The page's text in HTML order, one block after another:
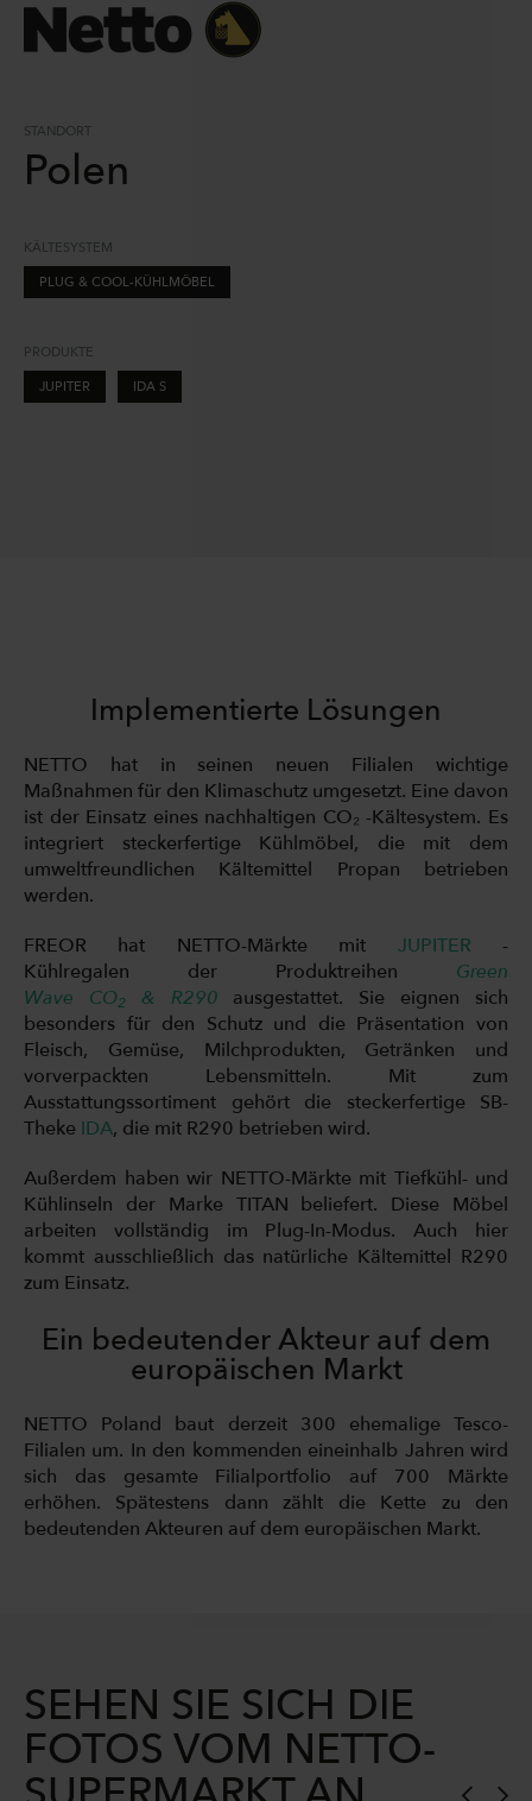
STANDORT
Polen
KÄLTESYSTEM
PLUG & COOL-KÜHLMÖBEL
PRODUKTE
JUPITER
IDA S
Implementierte Lösungen
NETTO hat in seinen neuen Filialen wichtige
Maßnahmen für den Klimaschutz umgesetzt. Eine davon
ist der Einsatz eines nachhaltigen CO₂ -Kältesystem. Es
integriert steckerfertige Kühlmöbel, die mit dem
umweltfreundlichen Kältemittel Propan betrieben
werden.
FREOR hat NETTO-Märkte mit JUPITER -
Kühlregalen der Produktreihen Green
Wave
CO2 & R290 ausgestattet. Sie eignen sich
besonders für den Schutz und die Präsentation von
Fleisch, Gemüse, Milchprodukten, Getränken und
vorverpackten Lebensmitteln. Mit zum
Ausstattungssortiment gehört die steckerfertige SB-
Theke IDA, die mit R290 betrieben wird.
Außerdem haben wir NETTO-Märkte mit Tiefkühl- und
Kühlinseln der Marke TITAN beliefert. Diese Möbel
arbeiten vollständig im Plug-In-Modus. Auch hier
kommt ausschließlich das natürliche Kältemittel R290
zum Einsatz.
Ein bedeutender Akteur auf dem
europäischen Markt
NETTO Poland baut derzeit 300 ehemalige Tesco-
Filialen um. In den kommenden eineinhalb Jahren wird
sich das gesamte Filialportfolio auf 700 Märkte
erhöhen. Spätestens dann zählt die Kette zu den
bedeutenden Akteuren auf dem europäischen Markt.
SEHEN SIE SICH DIE
FOTOS VOM NETTO-